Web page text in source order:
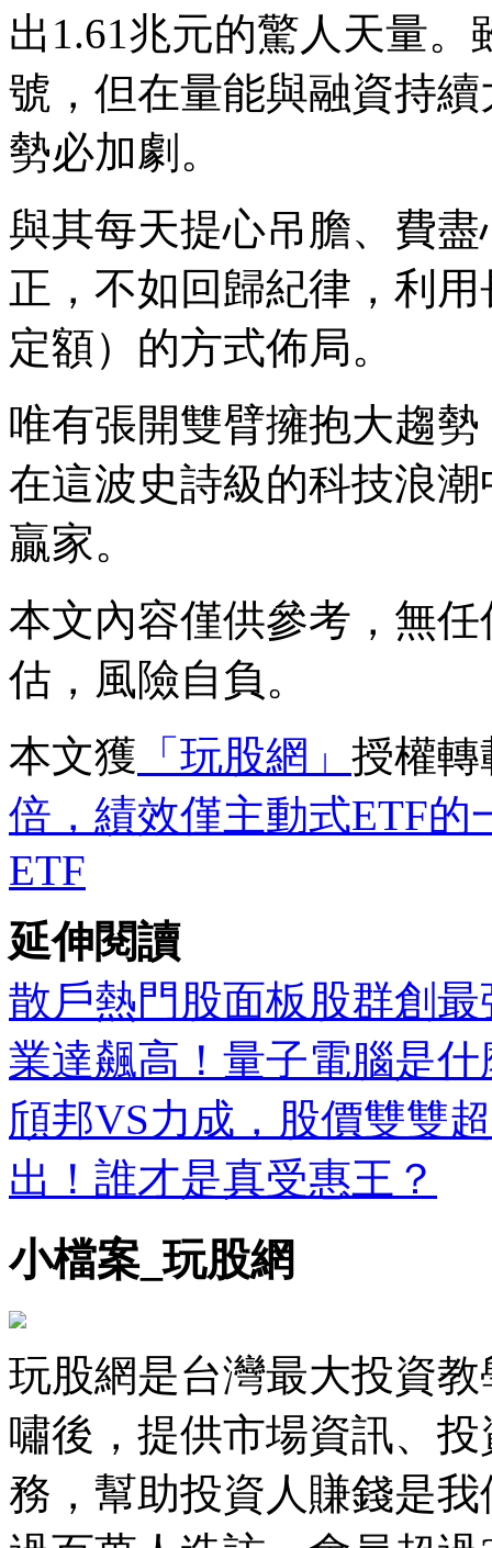
出1.61兆元的驚人天量
號，但在量能與融資持
勢必加劇。
與其每天提心吊膽、費
正，不如回歸紀律，利
定額）的方式佈局。
唯有張開雙臂擁抱大趨
在這波史詩級的科技浪
贏家。
本文內容僅供參考，無
估，風險自負。
本文獲 「玩股網」 授權轉
倍，績效僅主動式ETF的
ETF
延伸閱讀
散戶熱門股面板股群創
業達飆高！量子電腦是什
頎邦VS力成，股價雙雙
出！誰才是真受惠王？
小檔案_玩股網
玩股網是台灣最大投資
嘯後，提供市場資訊、
務，幫助投資人賺錢是